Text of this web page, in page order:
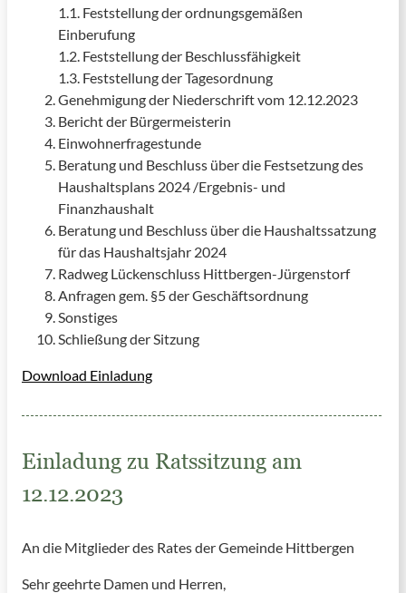
1.1. Feststellung der ordnungsgemäßen
Einberufung
1.2. Feststellung der Beschlussfähigkeit
1.3. Feststellung der Tagesordnung
Genehmigung der Niederschrift vom 12.12.2023
Bericht der Bürgermeisterin
Einwohnerfragestunde
Beratung und Beschluss über die Festsetzung des
Haushaltsplans 2024 /Ergebnis- und
Finanzhaushalt
Beratung und Beschluss über die Haushaltssatzung
für das Haushaltsjahr 2024
Radweg Lückenschluss Hittbergen-Jürgenstorf
Anfragen gem. §5 der Geschäftsordnung
Sonstiges
Schließung der Sitzung
Download Einladung
Einladung zu Ratssitzung am
12.12.2023
An die Mitglieder des Rates der Gemeinde Hittbergen
Sehr geehrte Damen und Herren,